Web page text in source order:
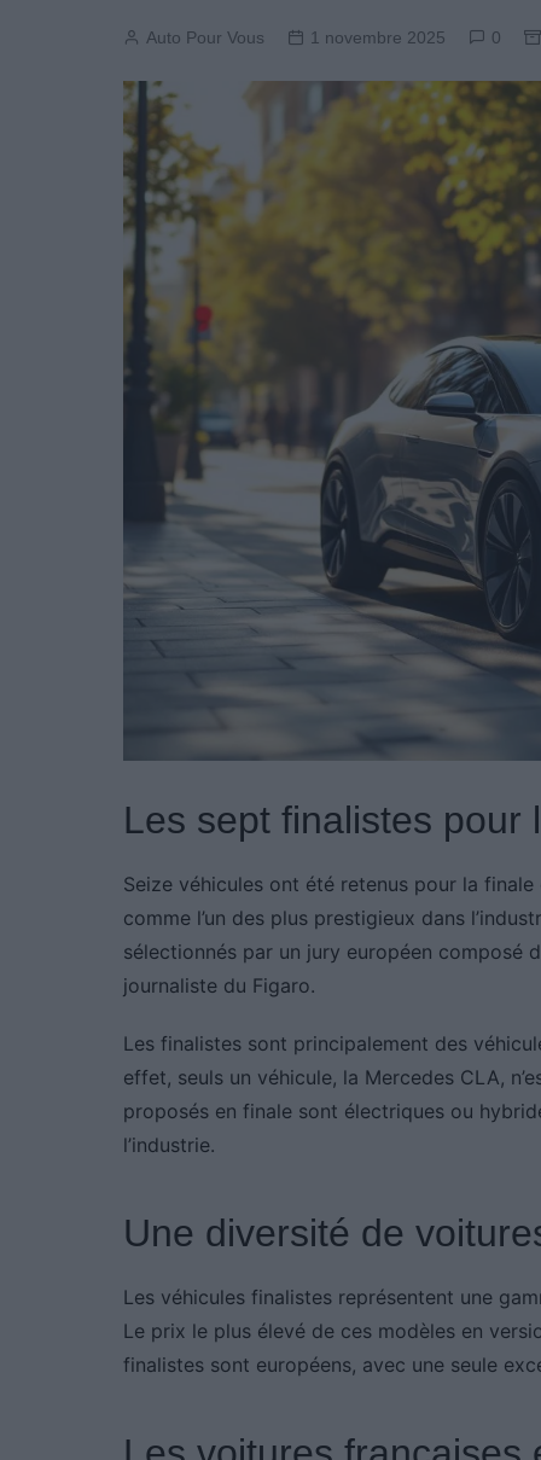
Auto Pour Vous 1 novembre 2025 0
Les sept finalistes pour
Seize véhicules ont été retenus pour la
comme l’un des plus prestigieux dans
sélectionnés par un jury européen composé
journaliste du Figaro.
Les finalistes sont principalement des
effet, seuls un véhicule, la Mercedes CLA,
proposés en finale sont électriques ou
l’industrie.
Une diversité de
Les véhicules finalistes représentent une
Le prix le plus élevé de ces modèles en
finalistes sont européens, avec une seule